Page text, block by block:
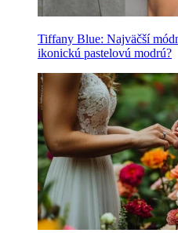
Tiffany Blue: Najväčší
ikonickú pastelovú modrú?